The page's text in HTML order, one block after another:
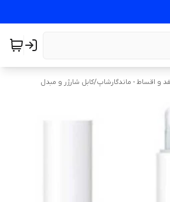
و اقساط - ماندگارشاپ/کابل شارژر و مبدل